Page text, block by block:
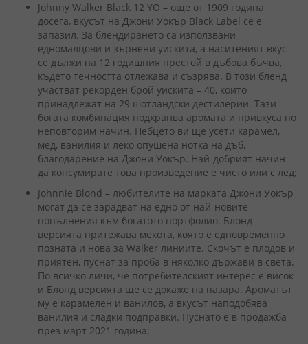
Johnny Walker Black 12 YO – още от 1909 година
досега, вкусът на Джони Уокър Black Label се е
запазил. За блендирането са използвани
едномалцови и зърнени уискита, а наситеният вкус
се дължи на 12 годишния престой в дъбова бъчва,
където течността отлежава и съзрява. В този бленд
участват рекорден брой уискита – 40, които
принадлежат на 29 шотландски дестилерии. Тази
богата комбинация подхранва аромата и привкуса по
неповторим начин. Небцето ви ще усети карамел,
мед, ванилия и леко опушена нотка на дъб,
благодарение на Джони Уокър. Най-добрият начин
да консумирате това произведение е чисто или с лед;
Johnnie Blond – любителите на марката Джони Уокър
могат да се зарадват на едно от най-новите
попълнения към богатото портфолио. Блонд
версията притежава мекота, която е едновременно
позната и нова за Walker линиите. Скочът е плодов и
приятен, пуснат за проба в няколко държави в света.
По всичко личи, че потребителският интерес е висок
и Блонд версията ще се докаже на пазара. Ароматът
му е карамелен и ванилов, а вкусът наподобява
ванилия и сладки подправки. Пуснато е в продажба
през март 2021 година;